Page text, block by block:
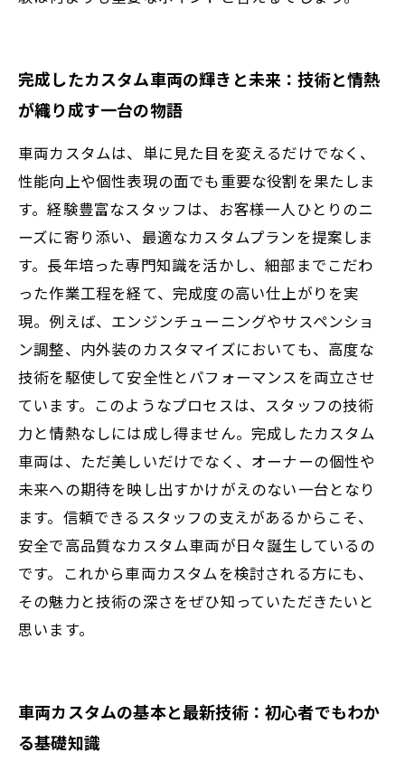
完成したカスタム車両の輝きと未来：技術と情熱
が織り成す一台の物語
車両カスタムは、単に見た目を変えるだけでなく、
性能向上や個性表現の面でも重要な役割を果たしま
す。経験豊富なスタッフは、お客様一人ひとりのニ
ーズに寄り添い、最適なカスタムプランを提案しま
す。長年培った専門知識を活かし、細部までこだわ
った作業工程を経て、完成度の高い仕上がりを実
現。例えば、エンジンチューニングやサスペンショ
ン調整、内外装のカスタマイズにおいても、高度な
技術を駆使して安全性とパフォーマンスを両立させ
ています。このようなプロセスは、スタッフの技術
力と情熱なしには成し得ません。完成したカスタム
車両は、ただ美しいだけでなく、オーナーの個性や
未来への期待を映し出すかけがえのない一台となり
ます。信頼できるスタッフの支えがあるからこそ、
安全で高品質なカスタム車両が日々誕生しているの
です。これから車両カスタムを検討される方にも、
その魅力と技術の深さをぜひ知っていただきたいと
思います。
車両カスタムの基本と最新技術：初心者でもわか
る基礎知識